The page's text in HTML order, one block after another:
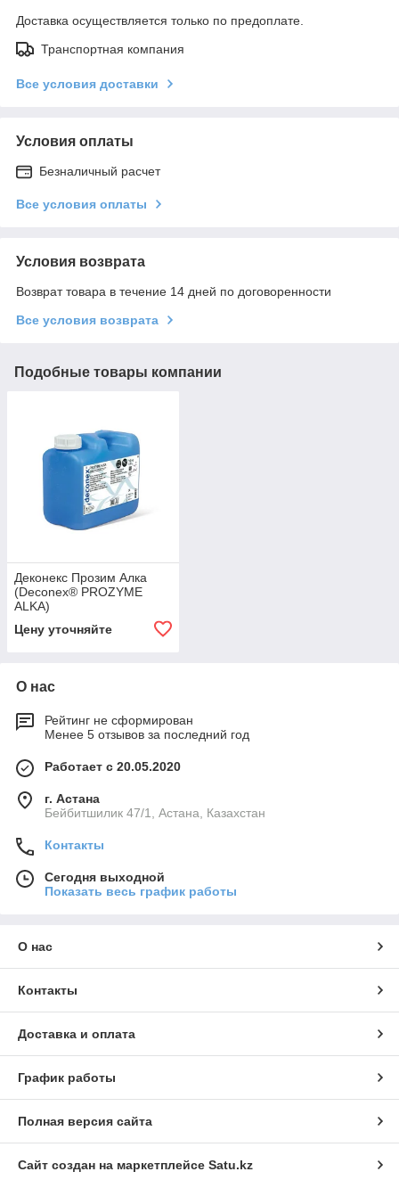
Доставка осуществляется только по предоплате.
Транспортная компания
Все условия доставки
Условия оплаты
Безналичный расчет
Все условия оплаты
Условия возврата
Возврат товара в течение 14 дней по договоренности
Все условия возврата
Подобные товары компании
Деконекс Прозим Алка
(Deconex® PROZYME
ALKA)
Цену уточняйте
О нас
Рейтинг не сформирован
Менее 5 отзывов за последний год
Работает с 20.05.2020
г. Астана
Бейбитшилик 47/1, Астана, Казахстан
Контакты
Сегодня выходной
Показать весь график работы
О нас
Контакты
Доставка и оплата
График работы
Полная версия сайта
Сайт создан на маркетплейсе Satu.kz